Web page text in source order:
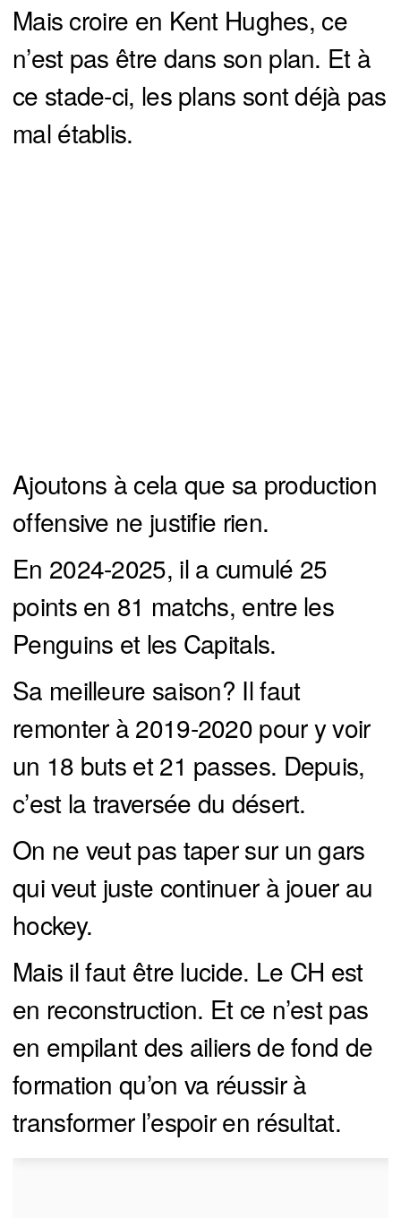
Mais croire en Kent Hughes, ce
n’est pas être dans son plan. Et à
ce stade-ci, les plans sont déjà pas
mal établis.
Ajoutons à cela que sa production
offensive ne justifie rien.
En 2024-2025, il a cumulé 25
points en 81 matchs, entre les
Penguins et les Capitals.
Sa meilleure saison? Il faut
remonter à 2019-2020 pour y voir
un 18 buts et 21 passes. Depuis,
c’est la traversée du désert.
On ne veut pas taper sur un gars
qui veut juste continuer à jouer au
hockey.
Mais il faut être lucide. Le CH est
en reconstruction. Et ce n’est pas
en empilant des ailiers de fond de
formation qu’on va réussir à
transformer l’espoir en résultat.